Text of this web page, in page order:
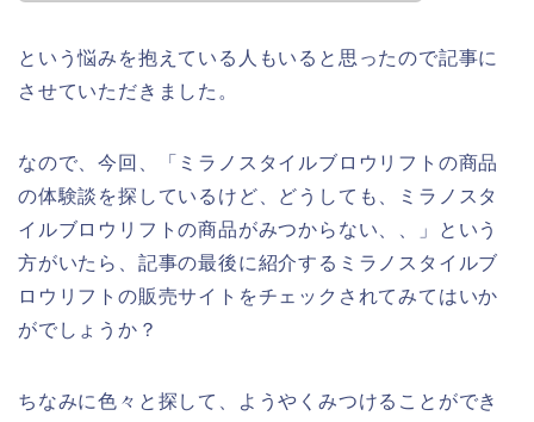
という悩みを抱えている人もいると思ったので記事に
させていただきました。
なので、今回、「ミラノスタイルブロウリフトの商品
の体験談を探しているけど、どうしても、ミラノスタ
イルブロウリフトの商品がみつからない、、」という
方がいたら、記事の最後に紹介するミラノスタイルブ
ロウリフトの販売サイトをチェックされてみてはいか
がでしょうか？
ちなみに色々と探して、ようやくみつけることができ